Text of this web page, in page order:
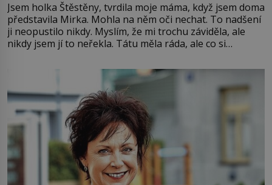
Jsem holka Štěstěny, tvrdila moje máma, když jsem doma
představila Mirka. Mohla na něm oči nechat. To nadšení
ji neopustilo nikdy. Myslím, že mi trochu záviděla, ale
nikdy jsem jí to neřekla. Tátu měla ráda, ale co si
Jsme spolu moc rádi Tehdy byla jiná doba, když